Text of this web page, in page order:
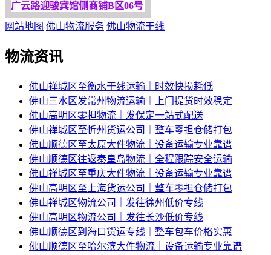
广云路迎骏宾馆侧商铺B区06号
网站地图 佛山物流服务 佛山物流干线
物流资讯
佛山禅城区至衡水干线运输｜时效快损耗低
佛山三水区发常州物流运输｜上门提货时效稳定
佛山高明区零担物流｜发保定一站式配送
佛山禅城区至忻州货运公司｜整车零担仓储打包
佛山顺德区至太原大件物流｜设备运输专业靠谱
佛山顺德区往返秦皇岛物流｜全程跟踪安全运输
佛山禅城区至重庆大件物流｜设备运输专业靠谱
佛山高明区至上海货运公司｜整车零担仓储打包
佛山禅城区物流公司｜发往徐州低价专线
佛山高明区物流公司｜发往长沙低价专线
佛山顺德区到海口货运专线｜整车包车价格实惠
佛山顺德区至哈尔滨大件物流｜设备运输专业靠谱